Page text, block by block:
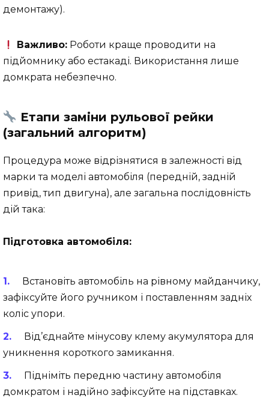
демонтажу).
Важливо: Роботи краще проводити на
підйомнику або естакаді. Використання лише
домкрата небезпечно.
Етапи заміни рульової рейки
(загальний алгоритм)
Процедура може відрізнятися в залежності від
марки та моделі автомобіля (передній, задній
привід, тип двигуна), але загальна послідовність
дій така:
Підготовка автомобіля:
Встановіть автомобіль на рівному майданчику,
зафіксуйте його ручником і поставленням задніх
коліс упори.
Від’єднайте мінусову клему акумулятора для
уникнення короткого замикання.
Підніміть передню частину автомобіля
домкратом і надійно зафіксуйте на підставках.